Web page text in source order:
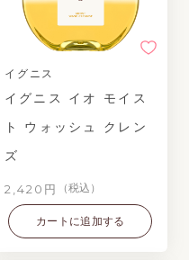
イグニス
イグニス イオ モイス
ト ウォッシュ クレン
ズ
2,420円 （税込）
カートに追加する